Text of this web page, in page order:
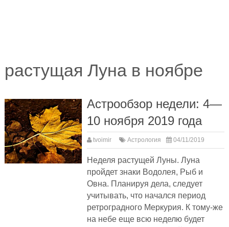
растущая Луна в ноябре
Астрообзор недели: 4—
10 ноября 2019 года
tvoimir Астрология 04/11/2019
Неделя растущей Луны. Луна
пройдет знаки Водолея, Рыб и
Овна. Планируя дела, следует
учитывать, что начался период
ретроградного Меркурия. К тому-же
на небе еще всю неделю будет